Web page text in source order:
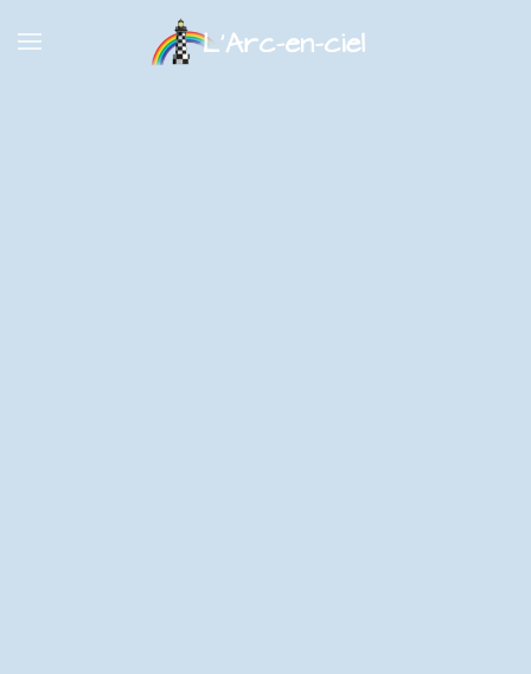
Accéder au contenu principal
Panneau de gestion des cookies